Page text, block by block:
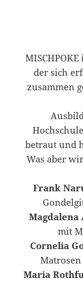
der sich
zusammen
betraut und
Was aber
Frank
Magdalena
mit
Cornelia
Maria